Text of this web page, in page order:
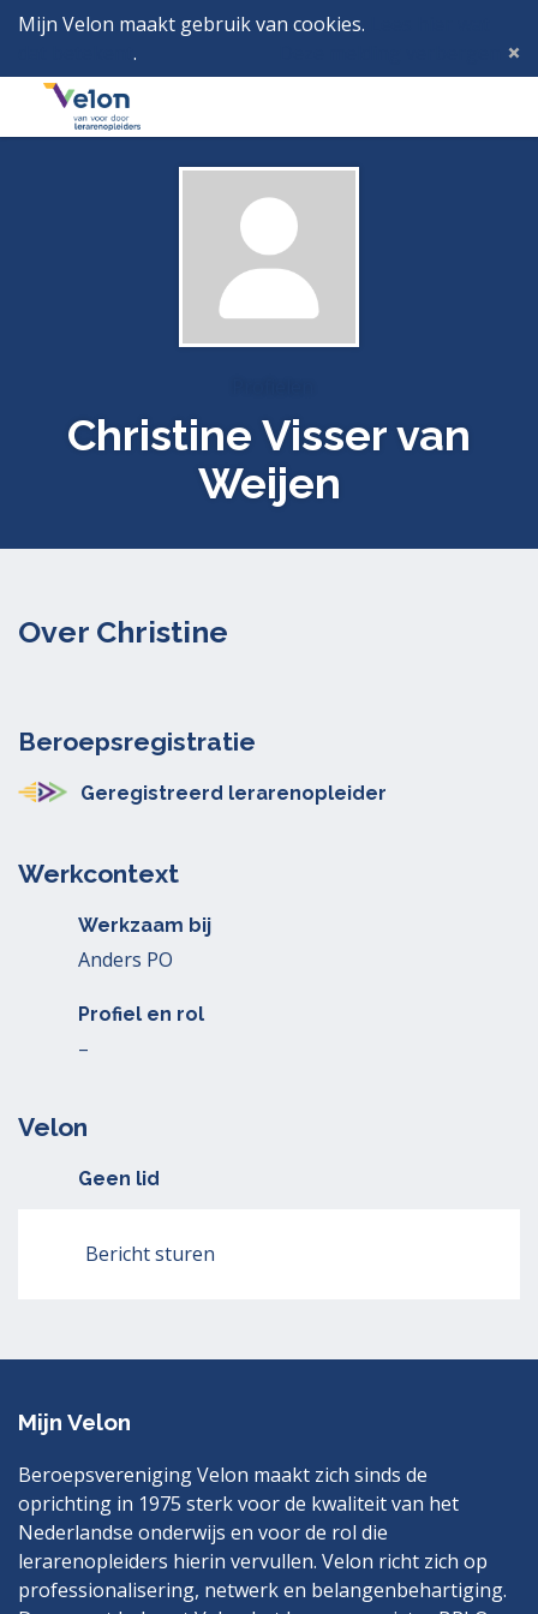
Mijn Velon maakt gebruik van cookies.
.
Menu
Christine Visser van
Weijen
Over Christine
Beroepsregistratie
Geregistreerd lerarenopleider
Werkcontext
Werkzaam bij
Anders PO
Profiel en rol
–
Velon
Geen lid
Bericht sturen
Mijn Velon
Beroepsvereniging Velon maakt zich sinds de
oprichting in 1975 sterk voor de kwaliteit van het
Nederlandse onderwijs en voor de rol die
lerarenopleiders hierin vervullen. Velon richt zich op
professionalisering, netwerk en belangenbehartiging.